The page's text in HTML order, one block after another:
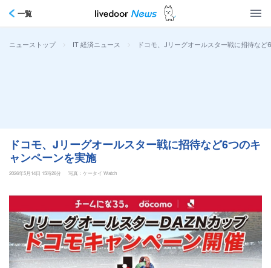
一覧
ニューストップ > IT 経済ニュース > ドコモ、Jリーグオールスター戦に招待な
ドコモ、Jリーグオールスター戦に招待など6つのキ
ャンペーンを実施
2026年5月14日 15時26分 写真：ケータイ Watch